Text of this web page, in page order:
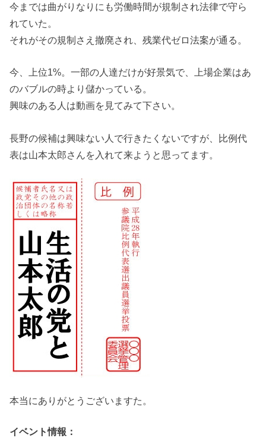
今までは曲がりなりにも労働時間が規制され法律で守ら
れていた。
それがその規制さえ撤廃され、残業代ゼロ法案が通る。
今、上位1%。一部の人達だけが好景気で、上場企業はあ
のバブルの時より儲かっている。
興味のある人は動画を見てみて下さい。
長野の候補は興味ない人で行きたくないですが、比例代
表は山本太郎さんを入れて来ようと思ってます。
本当にありがとうございますた。
イベント情報：